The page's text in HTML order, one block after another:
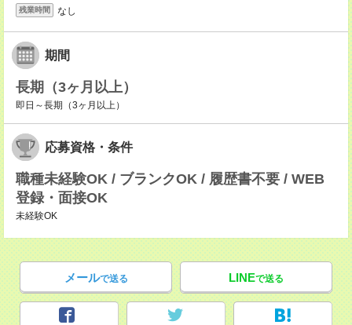
残業時間 なし
期間
長期（3ヶ月以上）
即日～長期（3ヶ月以上）
応募資格・条件
職種未経験OK / ブランクOK / 履歴書不要 / WEB
登録・面接OK
未経験OK
メールで送る LINEで送る